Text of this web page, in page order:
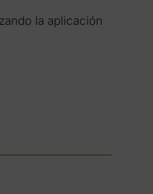
la aplicación